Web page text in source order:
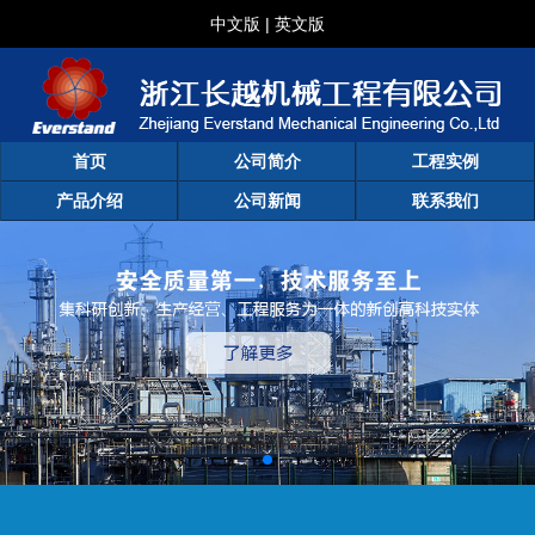
中文版 | 英文版
首页 公司简介 工程实例
产品介绍 公司新闻 联系我们